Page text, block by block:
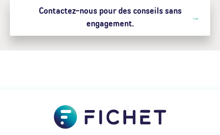
Contactez-nous pour des conseils sans
engagement.